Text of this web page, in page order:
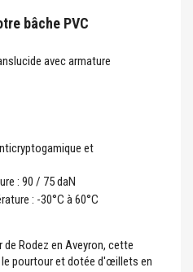
bâche PVC
avec armature
et
: 90 / 75 daN
: -30°C à 60°C
Rodez en Aveyron, cette
pourtour et dotée d'œillets en